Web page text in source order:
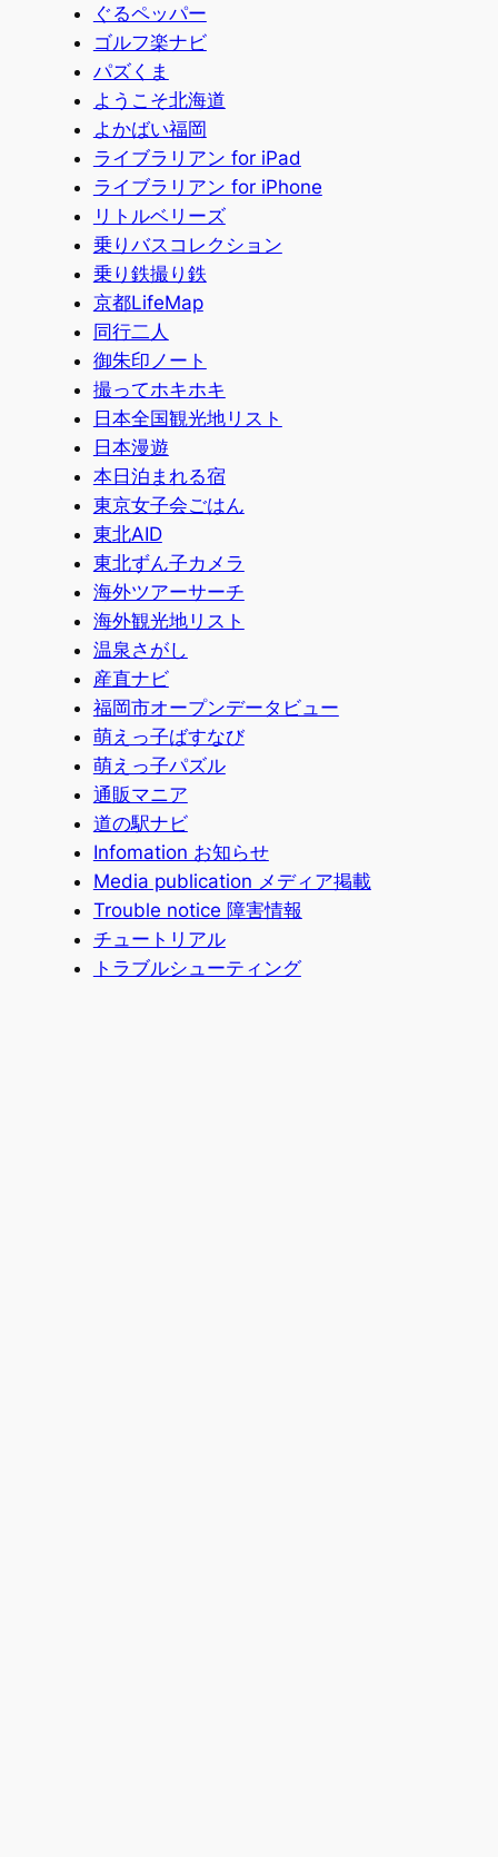
ぐるペッパー
ゴルフ楽ナビ
パズくま
ようこそ北海道
よかばい福岡
ライブラリアン for iPad
ライブラリアン for iPhone
リトルベリーズ
乗りバスコレクション
乗り鉄撮り鉄
京都LifeMap
同行二人
御朱印ノート
撮ってホキホキ
日本全国観光地リスト
日本漫遊
本日泊まれる宿
東京女子会ごはん
東北AID
東北ずん子カメラ
海外ツアーサーチ
海外観光地リスト
温泉さがし
産直ナビ
福岡市オープンデータビュー
萌えっ子ばすなび
萌えっ子パズル
通販マニア
道の駅ナビ
Infomation お知らせ
Media publication メディア掲載
Trouble notice 障害情報
チュートリアル
トラブルシューティング